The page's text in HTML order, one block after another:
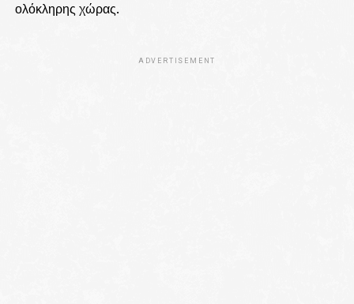
ολόκληρης χώρας.
ADVERTISEMENT